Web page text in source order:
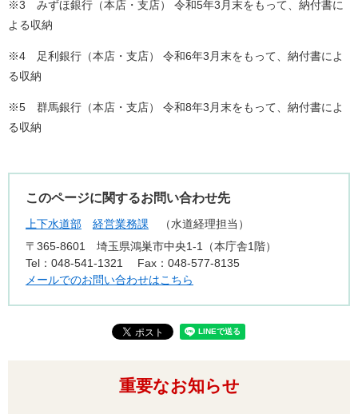
※3 みずほ銀行（本店・支店） 令和5年3月末をもって、納付書に
よる収納
※4 足利銀行（本店・支店） 令和6年3月末をもって、納付書によ
る収納
※5 群馬銀行（本店・支店） 令和8年3月末をもって、納付書によ
る収納
このページに関するお問い合わせ先
上下水道部 経営業務課
水道経理担当
〒365-8601
埼玉県鴻巣市中央1-1（本庁舎1階）
Tel：048-541-1321
Fax：048-577-8135
メールでのお問い合わせはこちら
重要なお知らせ